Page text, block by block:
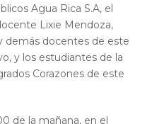
Agua Rica S.A, el
Lixie Mendoza,
demás docentes de este
y los estudiantes de la
Corazones de este
de la mañana, en el